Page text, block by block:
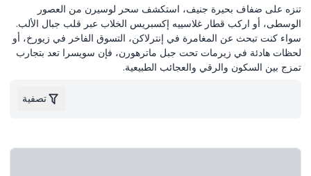
تنزه على ضفاف بحيرة جنيف، استكشف سحر لوسيرن من العصور
الوسطى، أو اركب قطار غلاسييه إكسبريس الخلاب عبر قلب جبال الألب.
سواء كنت تبحث عن المغامرة في إنترلاكن، التسوق الفاخر في زيورخ، أو
لحظات هادئة في زيرمات تحت جبل ماترهورن، فإن سويسرا تعد بتجارب
تمزج بين السكون والرقي والعجائب الطبيعية.
تصفية